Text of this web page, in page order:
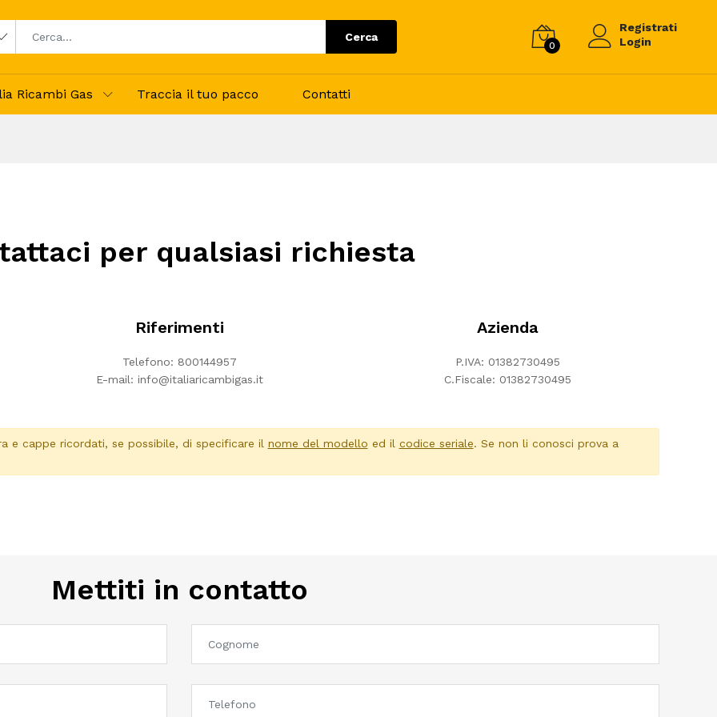
Cerca
0
Registrati
Login
Ricambi Gas Traccia il tuo pacco Contatti
per qualsiasi richiesta
Riferimenti
Telefono: 800144957
E-mail: info@italiaricambigas.it
Azienda
P.IVA: 01382730495
C.Fiscale: 01382730495
e cappe ricordati, se possibile, di specificare il nome del modello ed il codice seriale. Se non li conosci prova a
Mettiti in contatto